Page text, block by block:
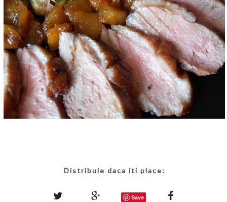
Distribuie daca iti place:
Save